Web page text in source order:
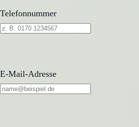
Telefonnummer
E-Mail-Adresse